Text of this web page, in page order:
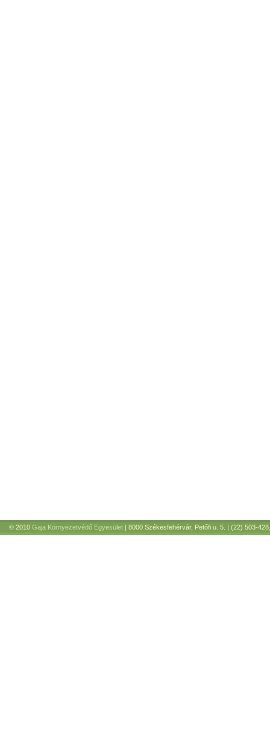
© 2010 Gaja Környezetvédő Egyesület | 8000 Székesfehérvár, Petőfi u. 5. | (22) 503-